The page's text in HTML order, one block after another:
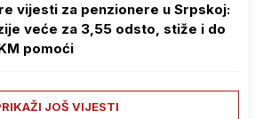
vijesti za penzionere u Srpskoj:
veće za 3,55 odsto, stiže i do
pomoći
JOŠ VIJESTI